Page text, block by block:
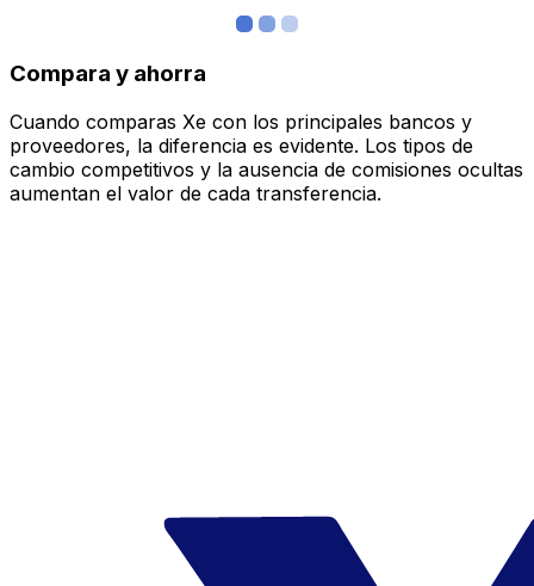
Compara y ahorra
Cuando comparas Xe con los principales bancos y
proveedores, la diferencia es evidente. Los tipos de
cambio competitivos y la ausencia de comisiones ocultas
aumentan el valor de cada transferencia.